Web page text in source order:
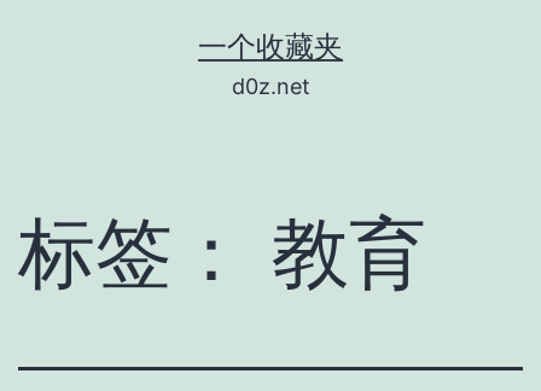
一个收藏夹
d0z.net
标签： 教育